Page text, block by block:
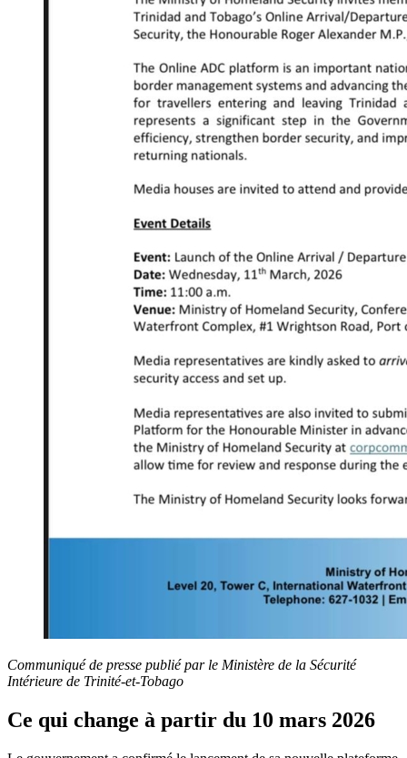
Communiqué de presse publié par le Ministère de la Sécurité
Intérieure de Trinité-et-Tobago
Ce qui change à partir du 10 mars 2026